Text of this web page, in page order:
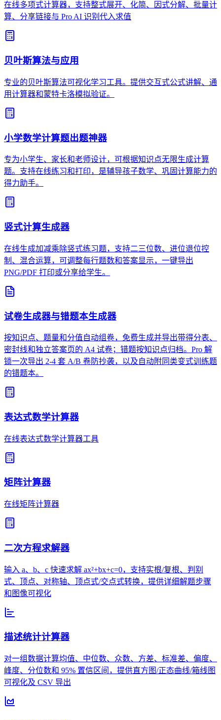
在线多项式计算器，支持整式展开、化简、因式分解、批量计
算、分享链接与 Pro AI 识别代入求值
贝叶斯算法与应用
专业的贝叶斯算法可视化学习工具。提供交互式公式讲解、通
用计算器和蒙特卡洛模拟验证。
小学数学计算题出题神器
专为小学生、家长和老师设计，可根据知识点无限生成计算
题。支持在线练习和打印，是辅导孩子数学、巩固计算能力的
得力助手。
竖式计算生成器
在线生成加减乘除竖式练习题，支持二三位数、进位退位控
制、混合运算，可调整每行题数和答案显示，一键导出
PNG/PDF 打印或分享给学生。
试卷生成器与错题本生成器
按知识点、题量和分值自动组卷，免费生成并导出带得分表、
密封线和独立答案页的 A4 试卷；错题按知识点归档。Pro 解
锁一次导出 2-4 套 A/B 卷防抄袭，以及自动附同类变式训练题
的错题本。
表达式数学计算器
在线表达式数学计算器工具
矩阵计算器
在线矩阵计算器
二次方程求解器
输入 a、b、c 快速求解 ax²+bx+c=0，支持实根/复根、判别
式、顶点、对称轴、顶点式/交点式转换，提供详细解题步骤
和图像可视化
描述统计计算器
对一组数据计算均值、中位数、众数、方差、标准差、偏度、
峰度、分位数和 95% 置信区间，提供直方图/正态曲线/箱线图
可视化及 CSV 导出